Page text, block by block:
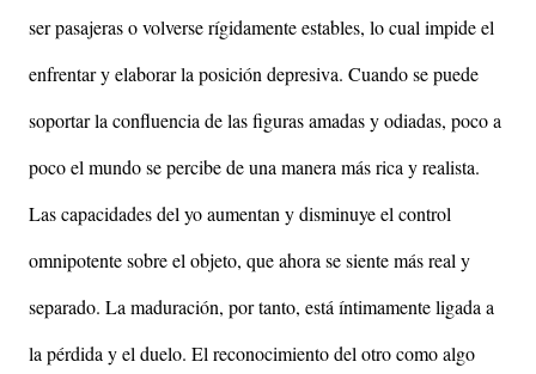
ser pasajeras o volverse rígidamente estables, lo cual impide el
enfrentar y elaborar la posición depresiva. Cuando se puede
soportar la confluencia de las figuras amadas y odiadas, poco a
poco el mundo se percibe de una manera más rica y realista.
Las capacidades del yo aumentan y disminuye el control
omnipotente sobre el objeto, que ahora se siente más real y
separado. La maduración, por tanto, está íntimamente ligada a
la pérdida y el duelo. El reconocimiento del otro como algo